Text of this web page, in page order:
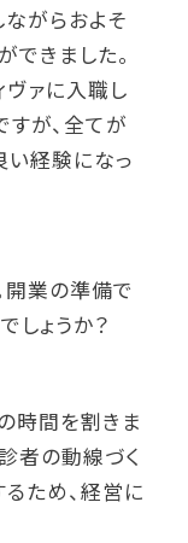
がらおよそ
きました。
ヴァに入職し
すが、全てが
い経験になっ
開業の準備で
しょうか？
時間を割きま
者の動線づく
ため、経営に